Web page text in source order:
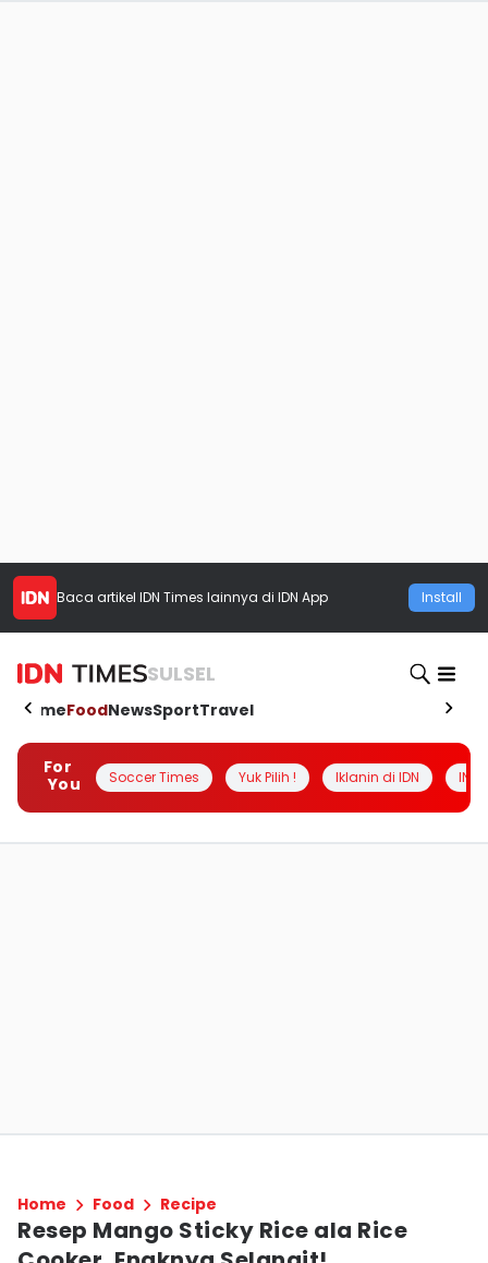
Baca artikel IDN Times lainnya di IDN App Install
SULSEL
HomeFoodNewsSportTravel
For
You
Soccer Times Yuk Pilih ! Iklanin di IDN
Home Food Recipe
Resep Mango Sticky Rice ala Rice